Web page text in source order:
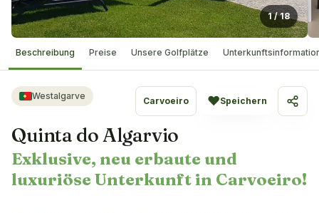
1/18
Beschreibung Preise Unsere Golfplätze
Carvoeiro ♥Speichern
Westalgarve
Quinta do Algarvio
Exklusive, neu erbaute und
luxuriöse Unterkunft in Carvoeiro!